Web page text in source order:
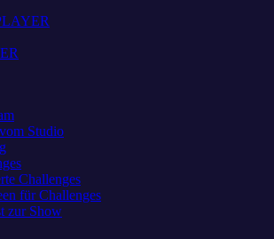
Studio
Challenges
für Challenges
zur Show